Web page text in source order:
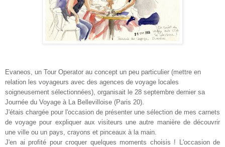
Evaneos, un Tour Operator au concept un peu particulier (mettre en
relation les voyageurs avec des agences de voyage locales
soigneusement sélectionnées), organisait le 28 septembre dernier sa
Journée du Voyage à La Bellevilloise (Paris 20).
J'étais chargée pour l'occasion de présenter une sélection de mes carnets
de voyage pour expliquer aux visiteurs une autre manière de découvrir
une ville ou un pays, crayons et pinceaux à la main.
J'en ai profité pour croquer quelques moments choisis ! L'occasion de